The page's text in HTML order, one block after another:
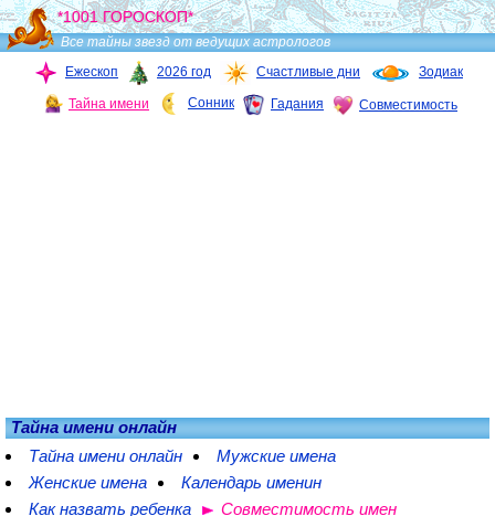
*1001 ГОРОСКОП*
Все тайны звезд от ведущих астрологов
Ежескоп
2026 год Счастливые дни Зодиак
Тайна имени Сонник Гадания Совместимость
Тайна имени онлайн
Тайна имени онлайн
Мужские имена
Женские имена
Календарь именин
Как назвать ребенка
Совместимость имен